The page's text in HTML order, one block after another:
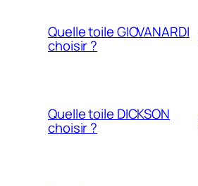
Quelle toile GIOVANARDI
choisir ?
Quelle toile DICKSON
choisir ?